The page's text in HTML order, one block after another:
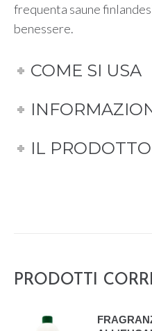
frequenta saune
benessere.
COME SI USA
IL
PRODOTTI